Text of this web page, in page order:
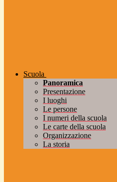
Scuola
Panoramica
Presentazione
I luoghi
Le persone
I numeri della scuola
Le carte della scuola
Organizzazione
La storia